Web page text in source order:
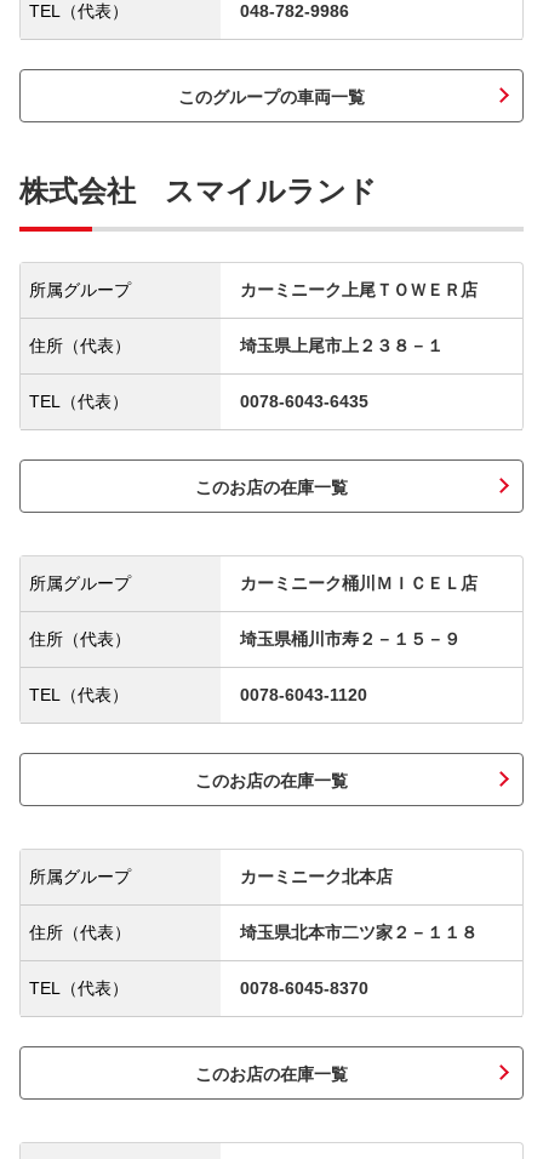
TEL（代表） 048-782-9986
このグループの車両一覧
株式会社 スマイルランド
所属グループ カーミニーク上尾ＴＯＷＥＲ店
住所（代表） 埼玉県上尾市上２３８－１
TEL（代表） 0078-6043-6435
このお店の在庫一覧
所属グループ カーミニーク桶川ＭＩＣＥＬ店
住所（代表） 埼玉県桶川市寿２－１５－９
TEL（代表） 0078-6043-1120
このお店の在庫一覧
所属グループ カーミニーク北本店
住所（代表） 埼玉県北本市二ツ家２－１１８
TEL（代表） 0078-6045-8370
このお店の在庫一覧